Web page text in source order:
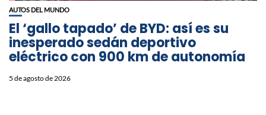
AUTOS DEL MUNDO
El ‘gallo tapado’ de BYD: así es su
inesperado sedán deportivo
eléctrico con 900 km de autonomía
5 de agosto de 2026